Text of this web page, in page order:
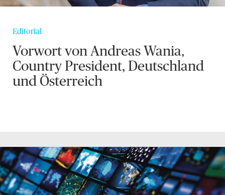
Editorial
Vorwort von Andreas Wania,
Country President, Deutschland
und Österreich